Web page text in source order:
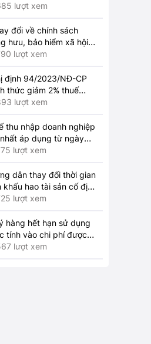
lượt xem
đổi về chính sách
hưu, bảo hiểm xã hội
2024lượt xem
định 94/2023/NĐ-CP
thức giảm 2% thuế
2024
lượt xem
thu nhập doanh nghiệp
áp dụng từ ngày
2023
lượt xem
dẫn thay đổi thời gian
khấu hao tài sản cố định
quy định hiện hành như
lượt xem
hàng hết hạn sử dụng
tính vào chi phí được
tính thuế thu nhập
lượt xem